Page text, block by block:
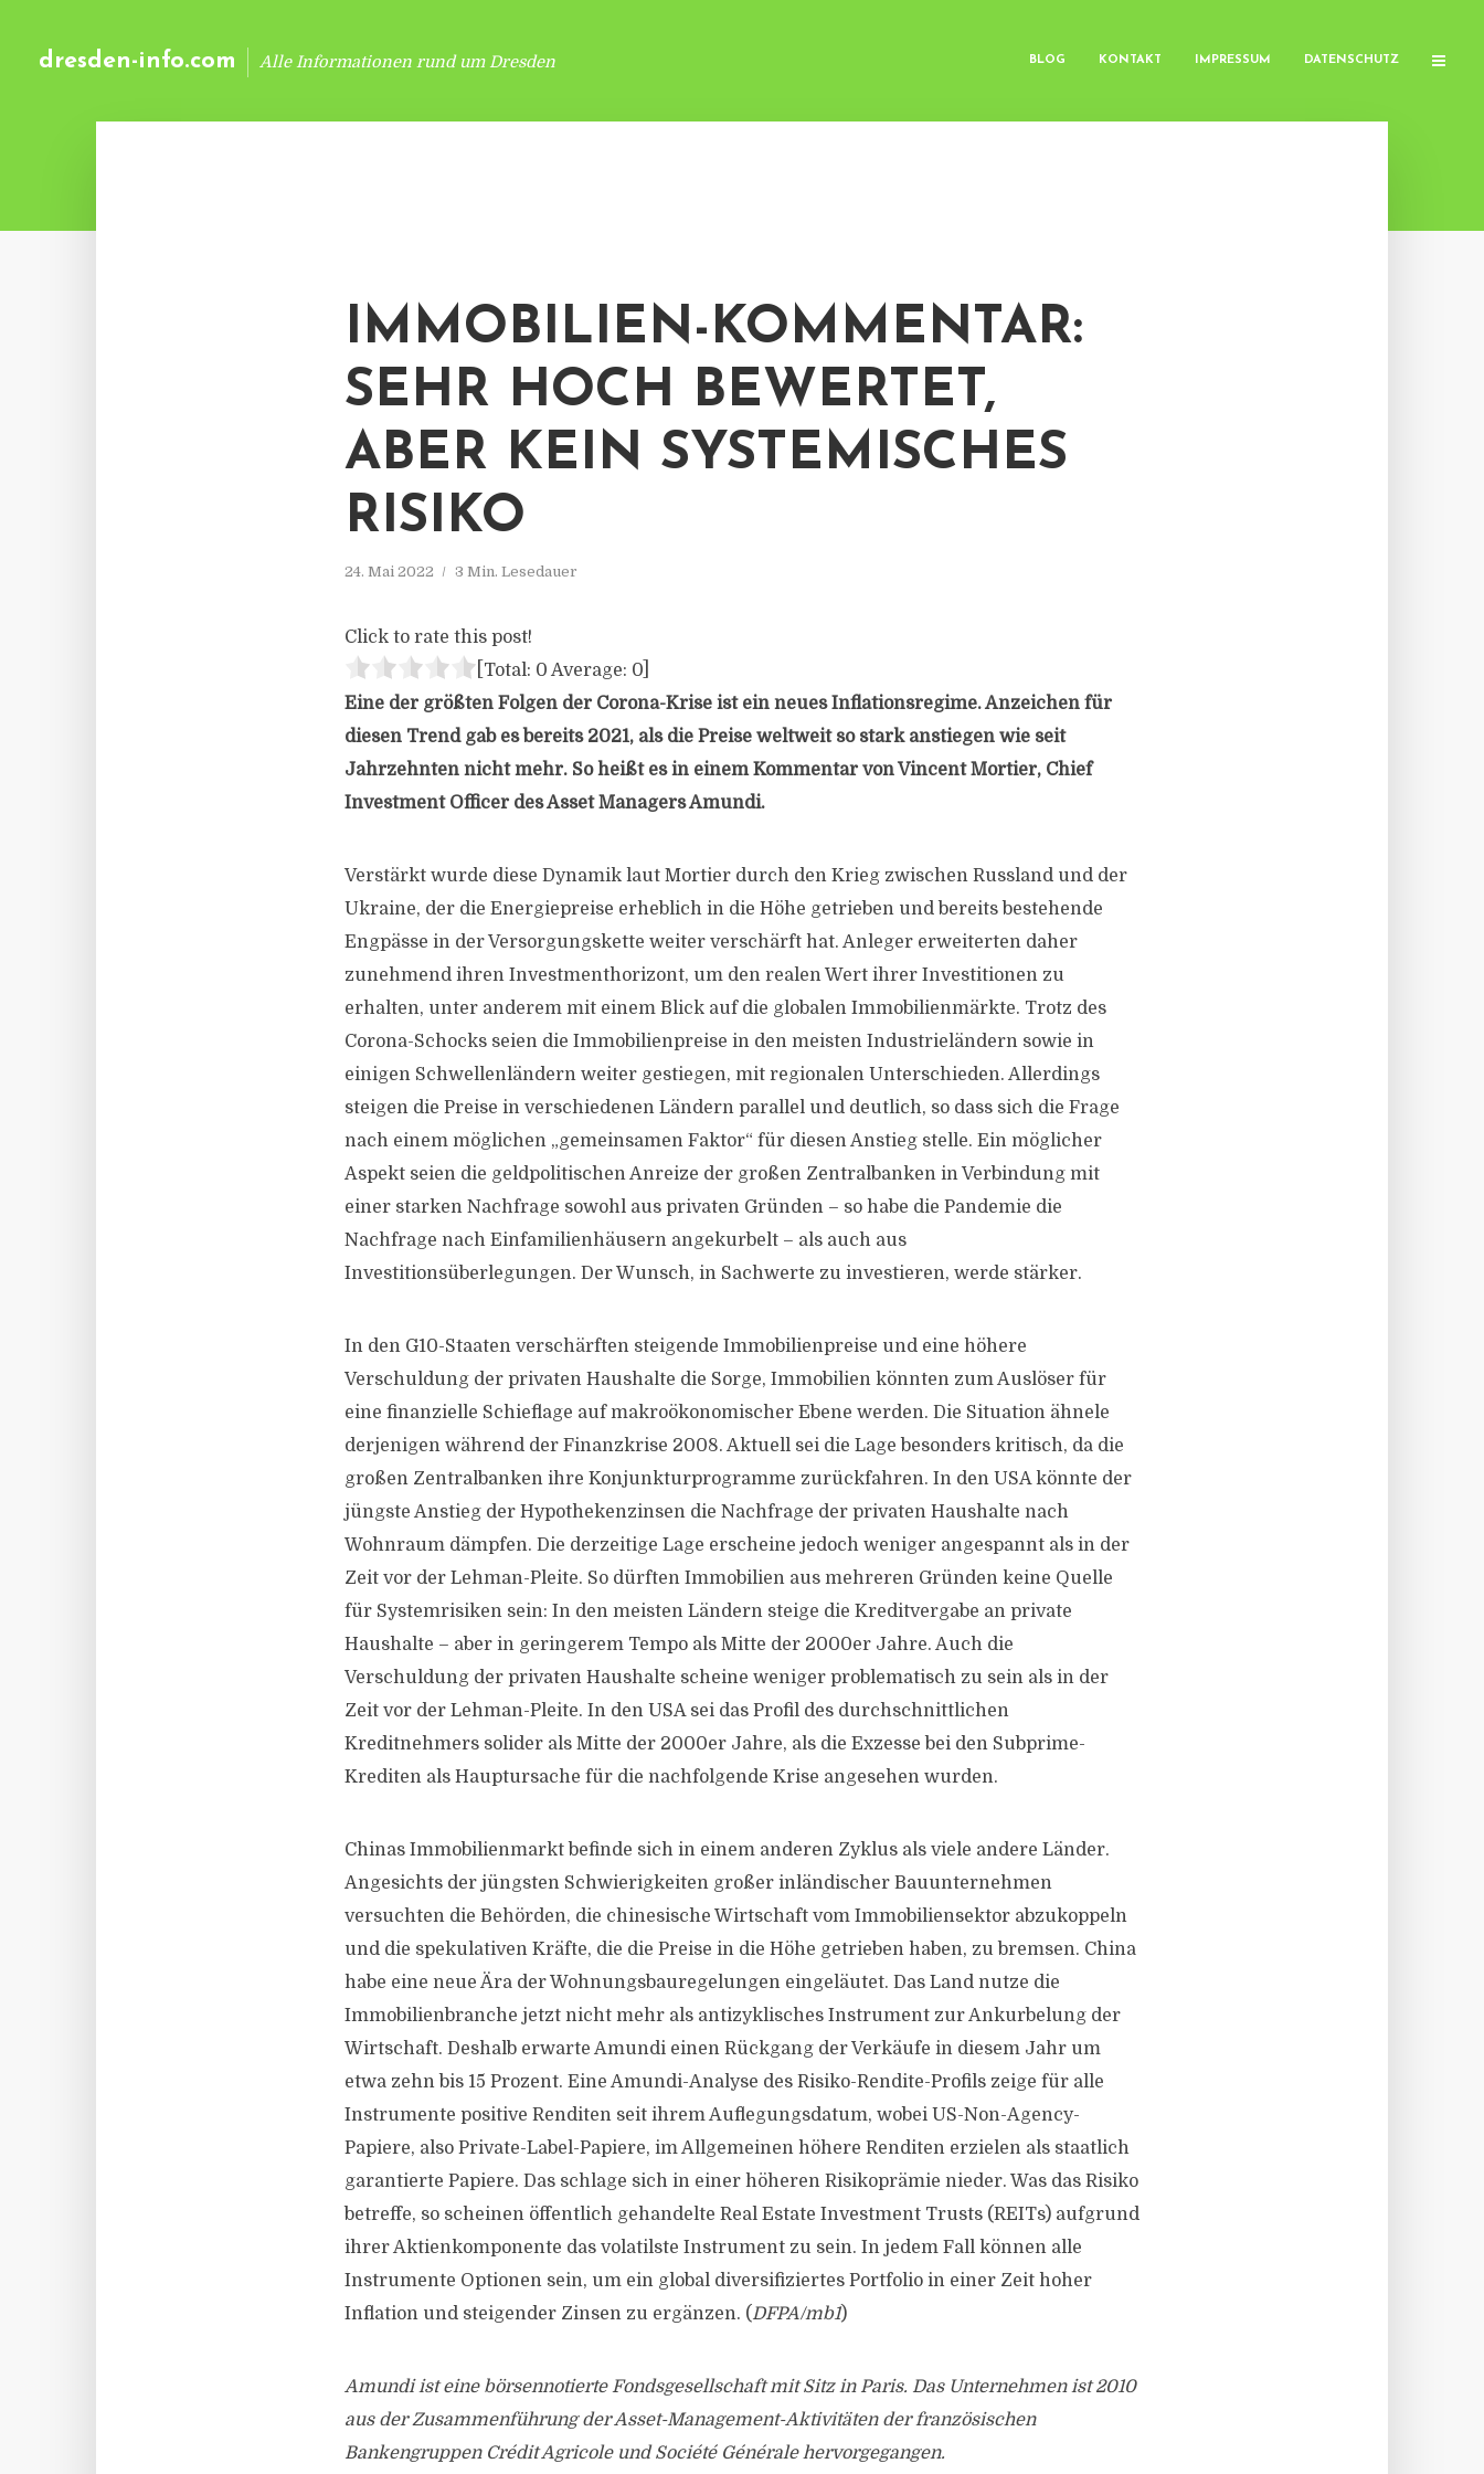
dresden-info.com Alle Informationen rund um Dresden BLOG KONTAKT IMPRESSUM DATENSCHUTZ
IMMOBILIEN-KOMMENTAR:
SEHR HOCH BEWERTET,
ABER KEIN SYSTEMISCHES
RISIKO
24. Mai 2022 3 Min. Lesedauer
Click to rate this post!
[Total: 0 Average: 0
Eine der größten Folgen der Corona-Krise ist ein neues Inflationsregime. Anzeichen für
diesen Trend gab es bereits 2021, als die Preise weltweit so stark anstiegen wie seit
Jahrzehnten nicht mehr. So heißt es in einem Kommentar von Vincent Mortier, Chief
Investment Officer des Asset Managers Amundi.
Verstärkt wurde diese Dynamik laut Mortier durch den Krieg zwischen Russland und der
Ukraine, der die Energiepreise erheblich in die Höhe getrieben und bereits bestehende
Engpässe in der Versorgungskette weiter verschärft hat. Anleger erweiterten daher
zunehmend ihren Investmenthorizont, um den realen Wert ihrer Investitionen zu
erhalten, unter anderem mit einem Blick auf die globalen Immobilienmärkte. Trotz des
Corona-Schocks seien die Immobilienpreise in den meisten Industrieländern sowie in
einigen Schwellenländern weiter gestiegen, mit regionalen Unterschieden. Allerdings
steigen die Preise in verschiedenen Ländern parallel und deutlich, so dass sich die Frage
nach einem möglichen „gemeinsamen Faktor“ für diesen Anstieg stelle. Ein möglicher
Aspekt seien die geldpolitischen Anreize der großen Zentralbanken in Verbindung mit
einer starken Nachfrage sowohl aus privaten Gründen – so habe die Pandemie die
Nachfrage nach Einfamilienhäusern angekurbelt – als auch aus
Investitionsüberlegungen. Der Wunsch, in Sachwerte zu investieren, werde stärker.
In den G10-Staaten verschärften steigende Immobilienpreise und eine höhere
Verschuldung der privaten Haushalte die Sorge, Immobilien könnten zum Auslöser für
eine finanzielle Schieflage auf makroökonomischer Ebene werden. Die Situation ähnele
derjenigen während der Finanzkrise 2008. Aktuell sei die Lage besonders kritisch, da die
großen Zentralbanken ihre Konjunkturprogramme zurückfahren. In den USA könnte der
jüngste Anstieg der Hypothekenzinsen die Nachfrage der privaten Haushalte nach
Wohnraum dämpfen. Die derzeitige Lage erscheine jedoch weniger angespannt als in der
Zeit vor der Lehman-Pleite. So dürften Immobilien aus mehreren Gründen keine Quelle
für Systemrisiken sein: In den meisten Ländern steige die Kreditvergabe an private
Haushalte – aber in geringerem Tempo als Mitte der 2000er Jahre. Auch die
Verschuldung der privaten Haushalte scheine weniger problematisch zu sein als in der
Zeit vor der Lehman-Pleite. In den USA sei das Profil des durchschnittlichen
Kreditnehmers solider als Mitte der 2000er Jahre, als die Exzesse bei den Subprime-
Krediten als Hauptursache für die nachfolgende Krise angesehen wurden.
Chinas Immobilienmarkt befinde sich in einem anderen Zyklus als viele andere Länder.
Angesichts der jüngsten Schwierigkeiten großer inländischer Bauunternehmen
versuchten die Behörden, die chinesische Wirtschaft vom Immobiliensektor abzukoppeln
und die spekulativen Kräfte, die die Preise in die Höhe getrieben haben, zu bremsen. China
habe eine neue Ära der Wohnungsbauregelungen eingeläutet. Das Land nutze die
Immobilienbranche jetzt nicht mehr als antizyklisches Instrument zur Ankurbelung der
Wirtschaft. Deshalb erwarte Amundi einen Rückgang der Verkäufe in diesem Jahr um
etwa zehn bis 15 Prozent. Eine Amundi-Analyse des Risiko-Rendite-Profils zeige für alle
Instrumente positive Renditen seit ihrem Auflegungsdatum, wobei US-Non-Agency-
Papiere, also Private-Label-Papiere, im Allgemeinen höhere Renditen erzielen als staatlich
garantierte Papiere. Das schlage sich in einer höheren Risikoprämie nieder. Was das Risiko
betreffe, so scheinen öffentlich gehandelte Real Estate Investment Trusts (REITs) aufgrund
ihrer Aktienkomponente das volatilste Instrument zu sein. In jedem Fall können alle
Instrumente Optionen sein, um ein global diversifiziertes Portfolio in einer Zeit hoher
Inflation und steigender Zinsen zu ergänzen. (DFPA/mb1)
Amundi ist eine börsennotierte Fondsgesellschaft mit Sitz in Paris. Das Unternehmen ist 2010
aus der Zusammenführung der Asset-Management-Aktivitäten der französischen
Bankengruppen Crédit Agricole und Société Générale hervorgegangen.